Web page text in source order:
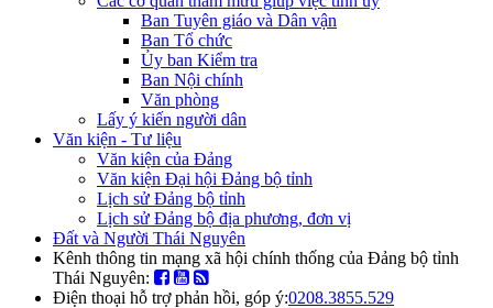
Ban Tuyên giáo và Dân vận
Ban Tổ chức
Ủy ban Kiểm tra
Ban Nội chính
Văn phòng
Lấy ý kiến người dân
Văn kiện - Tư liệu
Văn kiện của Đảng
Văn kiện Đại hội Đảng bộ tỉnh
Lịch sử Đảng bộ tỉnh
Lịch sử Đảng bộ địa phương, đơn vị
Đất và Người Thái Nguyên
Kênh thông tin mạng xã hội chính thống của Đảng bộ tỉnh
Thái Nguyên:
Điện thoại hỗ trợ phản hồi, góp ý:0208.3855.529